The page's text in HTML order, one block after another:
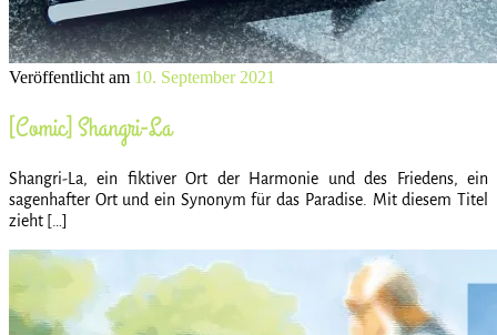
Veröffentlicht am 10. September 2021
[Comic] Shangri-La
Shangri-La, ein fiktiver Ort der Harmonie und des Friedens, ein
sagenhafter Ort und ein Synonym für das Paradise. Mit diesem Titel
zieht […]